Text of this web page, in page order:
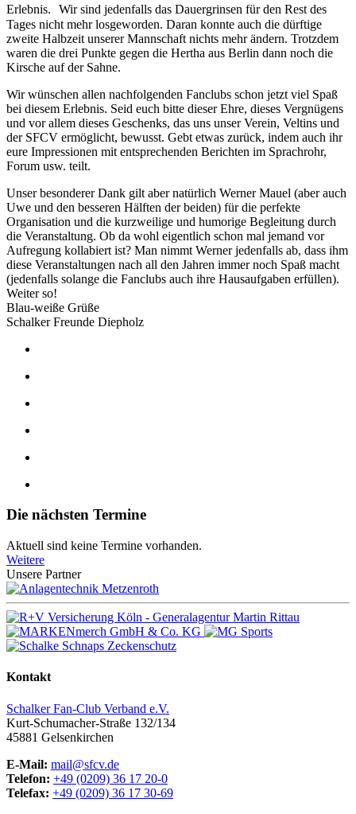
Erlebnis. Wir sind jedenfalls das Dauergrinsen für den Rest des
Tages nicht mehr losgeworden. Daran konnte auch die dürftige
zweite Halbzeit unserer Mannschaft nichts mehr ändern. Trotzdem
waren die drei Punkte gegen die Hertha aus Berlin dann noch die
Kirsche auf der Sahne.
Wir wünschen allen nachfolgenden Fanclubs schon jetzt viel Spaß
bei diesem Erlebnis. Seid euch bitte dieser Ehre, dieses Vergnügens
und vor allem dieses Geschenks, das uns unser Verein, Veltins und
der SFCV ermöglicht, bewusst. Gebt etwas zurück, indem auch ihr
eure Impressionen mit entsprechenden Berichten im Sprachrohr,
Forum usw. teilt.
Unser besonderer Dank gilt aber natürlich Werner Mauel (aber auch
Uwe und den besseren Hälften der beiden) für die perfekte
Organisation und die kurzweilige und humorige Begleitung durch
die Veranstaltung. Ob da wohl eigentlich schon mal jemand vor
Aufregung kollabiert ist? Man nimmt Werner jedenfalls ab, dass ihm
diese Veranstaltungen nach all den Jahren immer noch Spaß macht
(jedenfalls solange die Fanclubs auch ihre Hausaufgaben erfüllen).
Weiter so!
Blau-weiße Grüße
Schalker Freunde Diepholz
Die nächsten Termine
Aktuell sind keine Termine vorhanden.
Weitere
Unsere Partner
Kontakt
Schalker Fan-Club Verband e.V.
Kurt-Schumacher-Straße 132/134
45881 Gelsenkirchen
E-Mail: mail@sfcv.de
Telefon: +49 (0209) 36 17 20-0
Telefax: +49 (0209) 36 17 30-69